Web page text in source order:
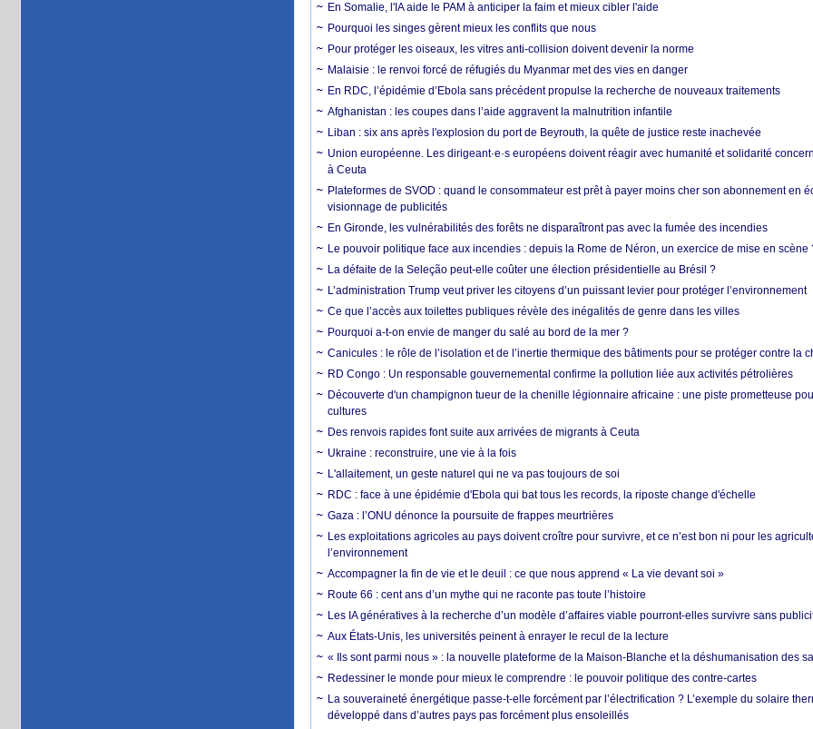
En Somalie, l'IA aide le PAM à anticiper la faim et mieux cibler l'aide
Pourquoi les singes gèrent mieux les conflits que nous
Pour protéger les oiseaux, les vitres anti-collision doivent devenir la norme
Malaisie : le renvoi forcé de réfugiés du Myanmar met des vies en danger
En RDC, l’épidémie d’Ebola sans précédent propulse la recherche de nouveaux traitements
Afghanistan : les coupes dans l’aide aggravent la malnutrition infantile
Liban : six ans après l'explosion du port de Beyrouth, la quête de justice reste inachevée
Union européenne. Les dirigeant·e·s européens doivent réagir avec humanité et solidarité
à Ceuta
Plateformes de SVOD : quand le consommateur est prêt à payer moins cher son abonnement en
visionnage de publicités
En Gironde, les vulnérabilités des forêts ne disparaîtront pas avec la fumée des incendies
Le pouvoir politique face aux incendies : depuis la Rome de Néron, un exercice de mise en scène
La défaite de la Seleção peut-elle coûter une élection présidentielle au Brésil ?
L’administration Trump veut priver les citoyens d’un puissant levier pour protéger l’environnement
Ce que l’accès aux toilettes publiques révèle des inégalités de genre dans les villes
Pourquoi a-t-on envie de manger du salé au bord de la mer ?
Canicules : le rôle de l’isolation et de l’inertie thermique des bâtiments pour se protéger contre la
RD Congo : Un responsable gouvernemental confirme la pollution liée aux activités pétrolières
Découverte d'un champignon tueur de la chenille légionnaire africaine : une piste prometteuse
cultures
Des renvois rapides font suite aux arrivées de migrants à Ceuta
Ukraine : reconstruire, une vie à la fois
L'allaitement, un geste naturel qui ne va pas toujours de soi
RDC : face à une épidémie d'Ebola qui bat tous les records, la riposte change d'échelle
Gaza : l’ONU dénonce la poursuite de frappes meurtrières
Les exploitations agricoles au pays doivent croître pour survivre, et ce n’est bon ni pour les
l’environnement
Accompagner la fin de vie et le deuil : ce que nous apprend « La vie devant soi »
Route 66 : cent ans d’un mythe qui ne raconte pas toute l’histoire
Les IA génératives à la recherche d’un modèle d’affaires viable pourront-elles survivre sans
Aux États-Unis, les universités peinent à enrayer le recul de la lecture
« Ils sont parmi nous » : la nouvelle plateforme de la Maison-Blanche et la déshumanisation des
Redessiner le monde pour mieux le comprendre : le pouvoir politique des contre-cartes
La souveraineté énergétique passe-t-elle forcément par l’électrification ? L’exemple du solaire
développé dans d’autres pays pas forcément plus ensoleillés